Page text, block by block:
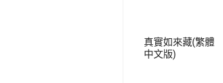
真實如來藏(繁體
中文版)